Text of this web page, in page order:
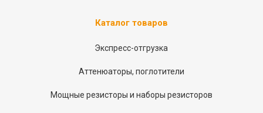
Каталог товаров
Экспресс-отгрузка
Аттенюаторы, поглотители
Мощные резисторы и наборы резисторов